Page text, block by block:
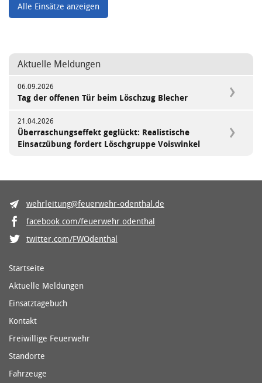
Alle Einsätze anzeigen
Aktuelle Meldungen
06.09.2026
Tag der offenen Tür beim Löschzug Blecher
21.04.2026
Überraschungseffekt geglückt: Realistische
Einsatzübung fordert Löschgruppe Voiswinkel
wehrleitung@feuerwehr-odenthal.de
facebook.com/feuerwehr.odenthal
twitter.com/FWOdenthal
Startseite
Aktuelle Meldungen
Einsatztagebuch
Kontakt
Freiwillige Feuerwehr
Standorte
Fahrzeuge